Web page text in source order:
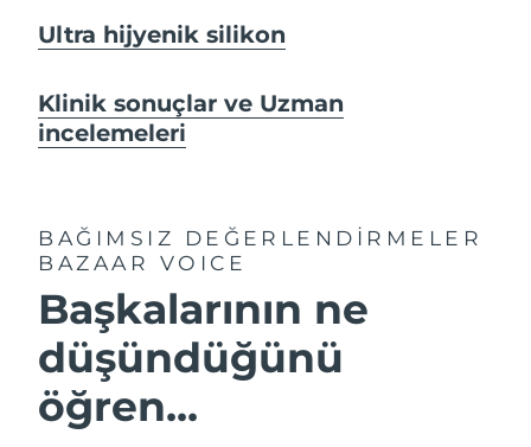
Ultra hijyenik silikon
Klinik sonuçlar ve Uzman
incelemeleri
BAĞIMSIZ DEĞERLENDİRMELER
BAZAAR VOICE
Başkalarının ne
düşündüğünü
öğren...